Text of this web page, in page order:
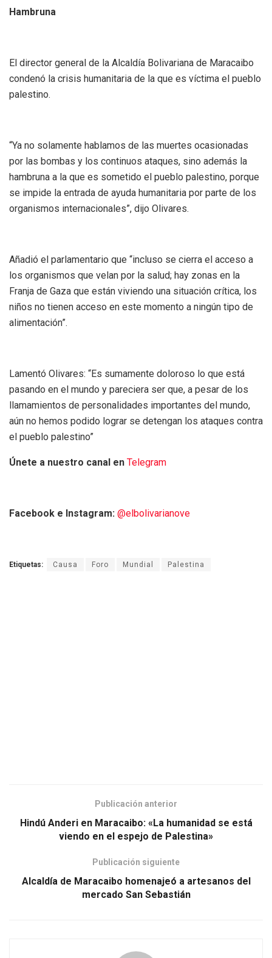
Hambruna
El director general de la Alcaldía Bolivariana de Maracaibo
condenó la crisis humanitaria de la que es víctima el pueblo
palestino.
“Ya no solamente hablamos de las muertes ocasionadas
por las bombas y los continuos ataques, sino además la
hambruna a la que es sometido el pueblo palestino, porque
se impide la entrada de ayuda humanitaria por parte de los
organismos internacionales”, dijo Olivares.
Añadió el parlamentario que “incluso se cierra el acceso a
los organismos que velan por la salud; hay zonas en la
Franja de Gaza que están viviendo una situación crítica, los
niños no tienen acceso en este momento a ningún tipo de
alimentación”.
Lamentó Olivares: “Es sumamente doloroso lo que está
pasando en el mundo y pareciera ser que, a pesar de los
llamamientos de personalidades importantes del mundo,
aún no hemos podido lograr se detengan los ataques contra
el pueblo palestino”
Únete a nuestro canal en Telegram
Facebook e Instagram: @elbolivarianove
Etiquetas: Causa Foro Mundial Palestina
Publicación anterior
Hindú Anderi en Maracaibo: «La humanidad se está
viendo en el espejo de Palestina»
Publicación siguiente
Alcaldía de Maracaibo homenajeó a artesanos del
mercado San Sebastián